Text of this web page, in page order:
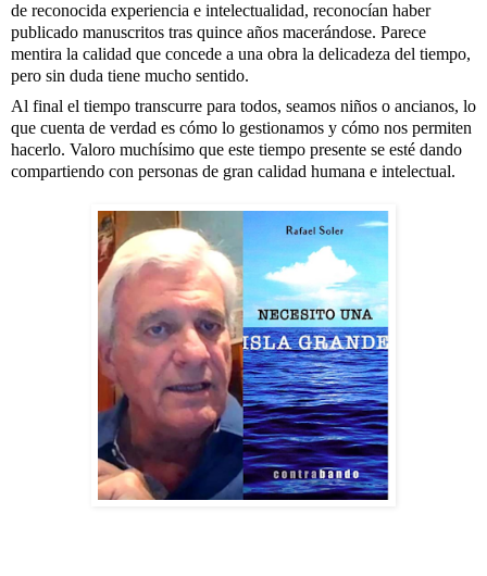
de reconocida experiencia e intelectualidad, reconocían haber
publicado manuscritos tras quince años macerándose. Parece
mentira la calidad que concede a una obra la delicadeza del tiempo,
pero sin duda tiene mucho sentido.
Al final el tiempo transcurre para todos, seamos niños o ancianos, lo
que cuenta de verdad es cómo lo gestionamos y cómo nos permiten
hacerlo. Valoro muchísimo que este tiempo presente se esté dando
compartiendo con personas de gran calidad humana e intelectual.